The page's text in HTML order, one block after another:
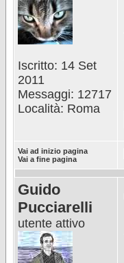
Iscritto: 14 Set
2011
Messaggi: 12717
Località: Roma
Vai ad inizio pagina
Vai a fine pagina
Guido
Pucciarelli
utente attivo